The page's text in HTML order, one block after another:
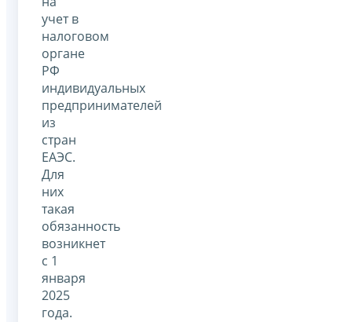
учет в
налоговом
органе
РФ
индивидуальных
предпринимателей
из
стран
ЕАЭС.
Для
них
такая
обязанность
возникнет
с 1
января
2025
года.